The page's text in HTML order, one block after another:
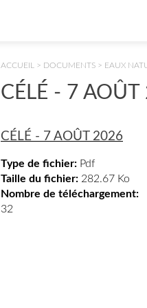
VOUS ÊTES ICI
ACCUEIL > DOCUMENTS > EAUX
CÉLÉ - 7 AOÛT
CÉLÉ - 7 AOÛT 2026
Type de fichier: Pdf
Taille du fichier: 282.67 Ko
Nombre de téléchargement:
32